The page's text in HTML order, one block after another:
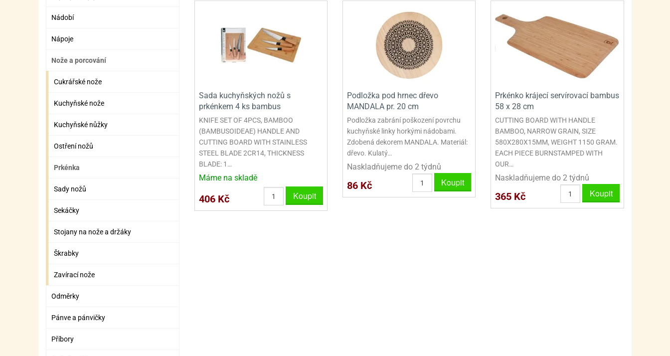
SUROVINY NA DONUTY
ZMRZLINY
ŽELATINY
POLEVA V PECKÁCH
GRILÁŠ (GRILIÁŽ)
SUROVINY NA DONUTY
ROSTLINNÉ ŠLEHAČKY
ŽIVOČIŠNÉ ŠLEHAČKY
ZMRZLINY
ŽELATINY
VYKRAJOVÁTKA - VÁNOCE
VYKRAJOVÁTKA - VELIKONOCE
VYKRAJOVÁTKA - ZVÍŘATA
VYKRAJOVÁTKA - ROSTLINY
VYKRAJOVÁTKA - DOPRAVA
VYKRAJOVÁTKA - BUDOVY
VYKRAJOVÁTKA - OSTATNÍ
SADY VYKRAJOVÁTEK - OSTATNÍ
SADY VYKRAJOVÁTEK - VÁNOCE
SADY VYKRAJOVÁTEK - VELIKONOCE
SKLENĚNÉ DÓZY A LAHVE
VAKUOVÉ UCHOVÁNÍ POTRAVIN
PLECHOVÉ KRABIČKY
PRO FANOUŠKY ŠMOULŮ - THE SMURFS
PRO FANOUŠKY TLAPKOVÉ PATROLY - PAW
PRO FANOUŠKY TROLLS - TROLOVÉ
Nádobí
Nápoje
Nože a porcování
Cukrářské nože
Kuchyňské nože
Kuchyňské nůžky
Ostření nožů
Prkénka
Sady nožů
Sekáčky
Stojany na nože a držáky
Škrabky
Zavírací nože
Odměrky
Pánve a pánvičky
Příbory
Sada kuchyňských nožů s
prkénkem 4 ks bambus
KNIFE SET OF 4PCS, BAMBOO
(BAMBUSOIDEAE) HANDLE AND
CUTTING BOARD WITH STAINLESS
STEEL BLADE 2CR14, THICKNESS
BLADE: 1…
Máme na skladě
406 Kč Koupit
Podložka pod hrnec dřevo
MANDALA pr. 20 cm
Podložka zabrání poškození povrchu
kuchyňské linky horkými nádobami.
Zdobená dekorem MANDALA. Materiál:
dřevo. Kulatý…
Naskladňujeme do 2 týdnů
86 Kč Koupit
Prkénko krájecí servírovací bambus
58 x 28 cm
CUTTING BOARD WITH HANDLE
BAMBOO, NARROW GRAIN, SIZE
580X280X15MM, WEIGHT 1150 GRAM.
EACH PIECE BURNSTAMPED WITH
OUR…
Naskladňujeme do 2 týdnů
365 Kč Koupit